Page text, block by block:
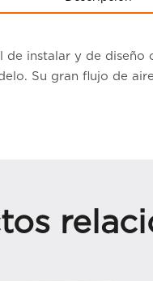
de instalar y de diseño
Su gran flujo de